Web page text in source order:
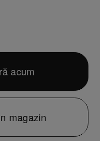
acum
magazin